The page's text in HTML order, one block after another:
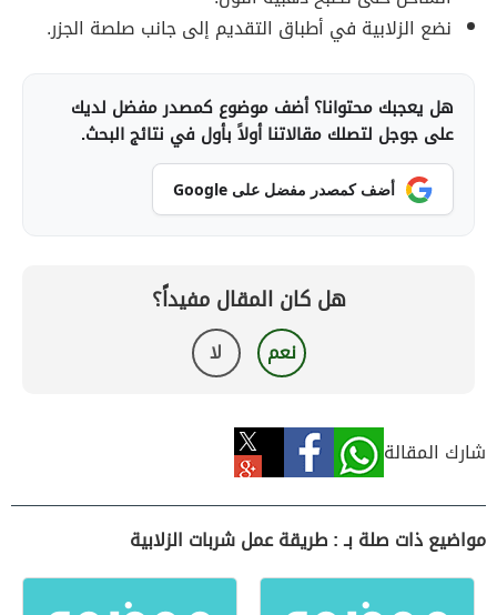
نضع الزلابية في أطباق التقديم إلى جانب صلصة الجزر.
هل يعجبك محتوانا؟ أضف موضوع كمصدر مفضل لديك
على جوجل لتصلك مقالاتنا أولاً بأول في نتائج البحث.
أضف كمصدر مفضل على Google
هل كان المقال مفيداً؟
نعم لا
شارك المقالة
مواضيع ذات صلة بـ : طريقة عمل شربات الزلابية